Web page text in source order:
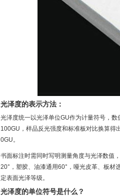
光泽度的表示方法：
光泽度统一以光泽单位GU作为计量符号，
100GU，样品反光强度和标准板对比换算得
0GU。
书面标注时需同时写明测量角度与光泽数值
20°，塑胶、油漆通用60°，哑光皮革、板材
定表面光泽等级。
光泽度的单位符号是什么？